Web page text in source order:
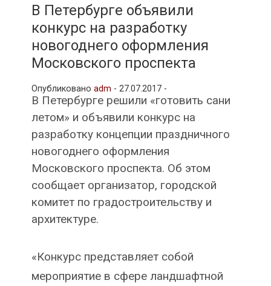
и
рубрики
В Петербурге объявили
конкурс на разработку
новогоднего оформления
Московского проспекта
Опубликовано adm - 27.07.2017 -
В Петербурге решили «готовить сани
летом» и объявили конкурс на
разработку концепции праздничного
новогоднего оформления
Московского проспекта. Об этом
сообщает организатор, городской
комитет по градостроительству и
архитектуре.
«Конкурс представляет собой
мероприятие в сфере ландшафтной